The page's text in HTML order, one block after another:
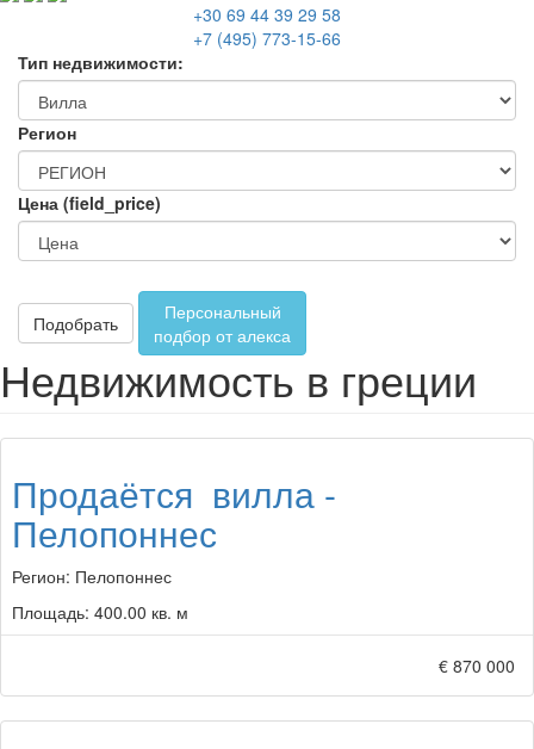
+30 69 44 39 29 58
+7 (495) 773-15-66
Тип недвижимости:
Регион
Цена (field_price)
Подобрать
Персональный
подбор от алекса
Недвижимость в греции
Продаётся вилла -
Пелопоннес
Регион: Пелопоннес
Площадь: 400.00 кв. м
€ 870 000